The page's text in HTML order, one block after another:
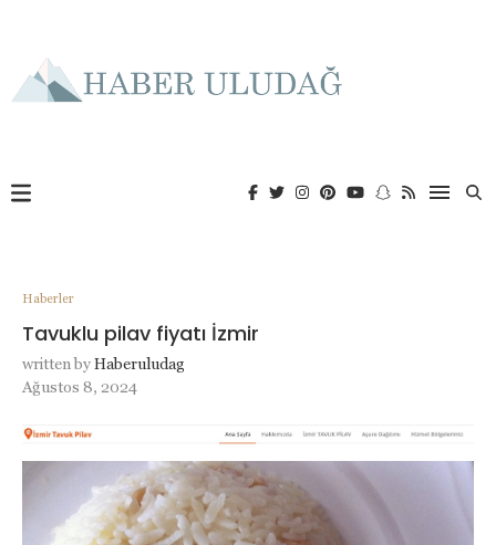
Haberler
Tavuklu pilav fiyatı İzmir
written byHaberuludag
Ağustos 8, 2024